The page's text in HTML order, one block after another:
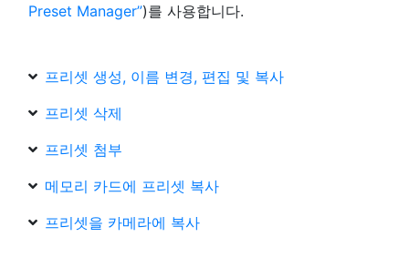
Preset Manager )를 사용합니다.
프리셋 생성, 이름 변경, 편집 및 복사
프리셋 삭제
프리셋 첨부
메모리 카드에 프리셋 복사
프리셋을 카메라에 복사